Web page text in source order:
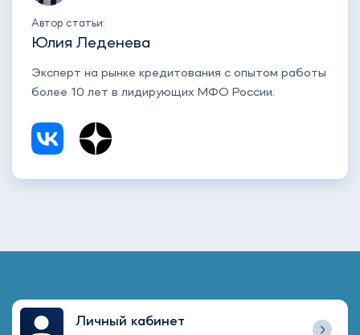
Автор статьи:
Юлия Леденева
Эксперт на рынке кредитования с опытом работы
более 10 лет в лидирующих МФО России.
Личный кабинет